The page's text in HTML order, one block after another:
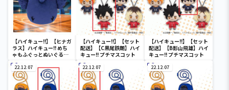
【ハイキュー!!】【ヒナガ
ラス】ハイキュー!! めち
ゃもふぐっとぬいぐるみ
～ヒナガラス～
【ハイキュー!!】【セット
配送】【C黒尾鉄朗】ハイ
キュー!! プチマスコット
【ハイキュー!!】【セット
配送】【B影山飛雄】ハイ
キュー!! プチマスコット
22.12.07 22.12.07 22.12.07